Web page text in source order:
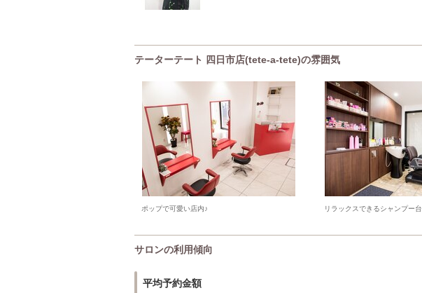
テーターテート 四日市店(tete-a-tete)の雰囲気
ポップで可愛い店内♪ リラックスできるシャンプー台
サロンの利用傾向
平均予約金額